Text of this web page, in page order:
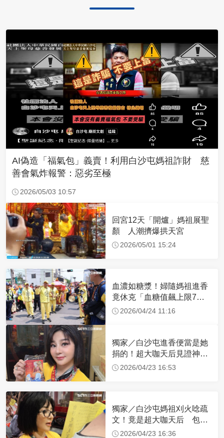
AI偽造「福氣包」義賣！利用白沙屯媽祖詐財 慈
善會氣炸報警：惡劣至極
2026/05/03 10:57
回宮12天「開爐」媽祖展聖
顏 人潮擠爆拱天宮
2026/05/01 15:24
血濃如糖漿！婦隨媽祖進香
竟休克「血糖值飆上限7
倍」 醫曝原因
2026/04/24 11:16
獨家／白沙屯進香便當是她
捐的！超大咖天后見證神
蹟 一靠近媽祖就爆哭
2026/04/23 16:53
獨家／白沙屯媽祖刈火唸疏
文！竟是超大咖天后 包尿
布忍尿5小時不喊累
2026/04/23 16:36